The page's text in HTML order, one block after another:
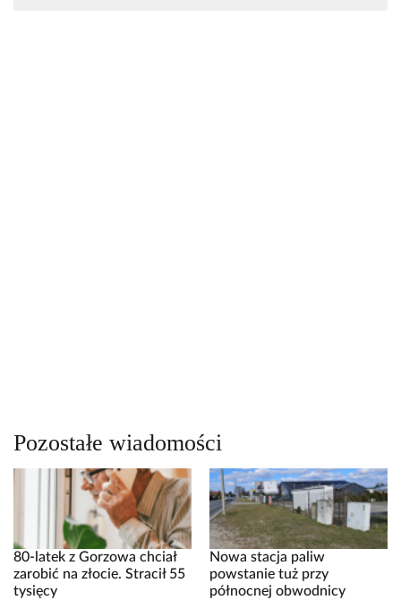
Pozostałe wiadomości
80-latek z Gorzowa chciał
zarobić na złocie. Stracił 55
tysięcy
Nowa stacja paliw
powstanie tuż przy
północnej obwodnicy